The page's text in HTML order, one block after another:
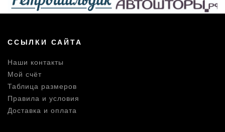
ССЫЛКИ САЙТА
Наши контакты
Мой счёт
Таблица размеров
Правила и условия
Доставка и оплата